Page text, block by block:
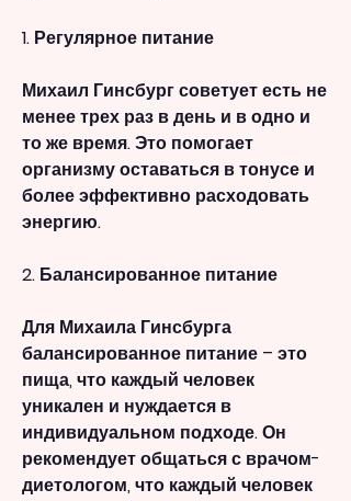
1. Регулярное питание
Михаил Гинсбург советует есть не
менее трех раз в день и в одно и
то же время. Это помогает
организму оставаться в тонусе и
более эффективно расходовать
энергию.
2. Балансированное питание
Для Михаила Гинсбурга
балансированное питание – это
пища, что каждый человек
уникален и нуждается в
индивидуальном подходе. Он
рекомендует общаться с врачом-
диетологом, что каждый человек